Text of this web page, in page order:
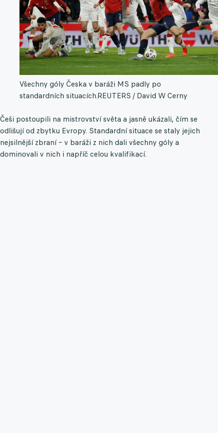
Všechny góly Česka v baráži MS padly po
standardních situacích.REUTERS / David W Cerny
Češi postoupili na mistrovství světa a jasně ukázali, čím se
odlišují od zbytku Evropy. Standardní situace se staly jejich
nejsilnější zbraní – v baráži z nich dali všechny góly a
dominovali v nich i napříč celou kvalifikací.